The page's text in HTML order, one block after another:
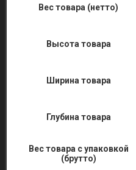
Вес товара (нетто)
Высота товара
Ширина товара
Глубина товара
Вес товара с упаковкой
(брутто)